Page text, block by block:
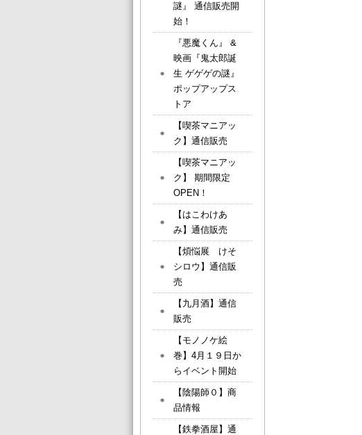
謎』 通信販売開
始！
『悪魔くん』 &
映画『鬼太郎誕
生 ゲゲゲの謎』
ポップアップス
トア
【喫茶マニアッ
ク】通信販売
【喫茶マニアッ
ク】 期間限定
OPEN！
【はこわけあ
み】通信販売
【煩悩展 けそ
シロウ】通信販
売
【九月酒】通信
販売
【モノノケ絵
巻】4月１９日か
らイベント開始
【陰陽師０】商
品情報
【鉄拳酒屋】通